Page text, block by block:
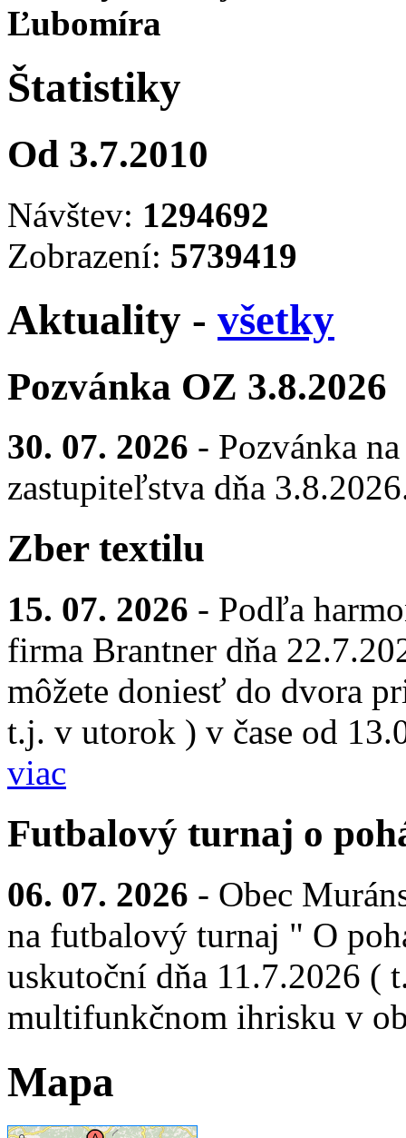
Ľubomíra
Štatistiky
Od 3.7.2010
Návštev: 1294692
Zobrazení: 5739419
Aktuality - všetky
Pozvánka OZ 3.8.2026
30. 07. 2026 - Pozvánka
zastupiteľstva dňa
Zber textilu
15. 07. 2026 - Podľa
firma Brantner dňa
môžete doniesť do dvora
t.j. v utorok ) v čase od
viac
Futbalový turnaj o
06. 07. 2026 - Obec
na futbalový turnaj " O
uskutoční dňa 11.7.2026 (
multifunkčnom ihrisku v
Mapa